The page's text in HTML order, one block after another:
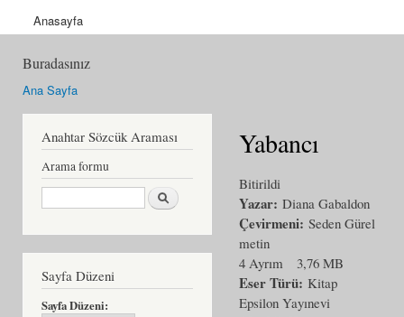
Anasayfa
Buradasınız
Ana Sayfa
Anahtar Sözcük Araması
Arama formu
Ara
Sayfa Düzeni
Sayfa Düzeni:
Yabancı
Bitirildi
Yazar: Diana Gabaldon
Çevirmeni: Seden Gürel
metin
4 Ayrım
3,76 MB
Eser Türü: Kitap
Epsilon Yayınevi